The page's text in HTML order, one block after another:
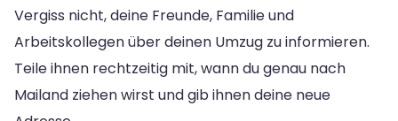
Vergiss nicht, deine Freunde, Familie und
Arbeitskollegen über deinen Umzug zu informieren.
Teile ihnen rechtzeitig mit, wann du genau nach
Mailand ziehen wirst und gib ihnen deine neue